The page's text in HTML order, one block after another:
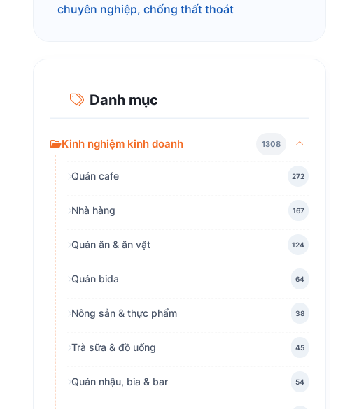
chuyên nghiệp, chống thất thoát
Danh mục
Kinh nghiệm kinh doanh 1308
Quán cafe 272
Nhà hàng 167
Quán ăn & ăn vặt 124
Quán bida 64
Nông sản & thực phẩm 38
Trà sữa & đồ uống 45
Quán nhậu, bia & bar 54